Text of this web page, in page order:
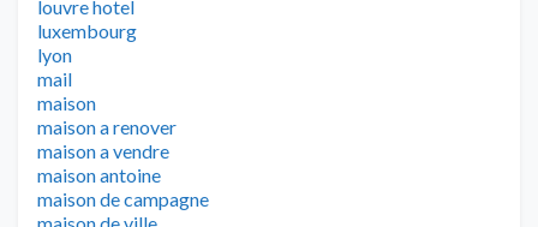
louvre hotel
luxembourg
lyon
mail
maison
maison a renover
maison a vendre
maison antoine
maison de campagne